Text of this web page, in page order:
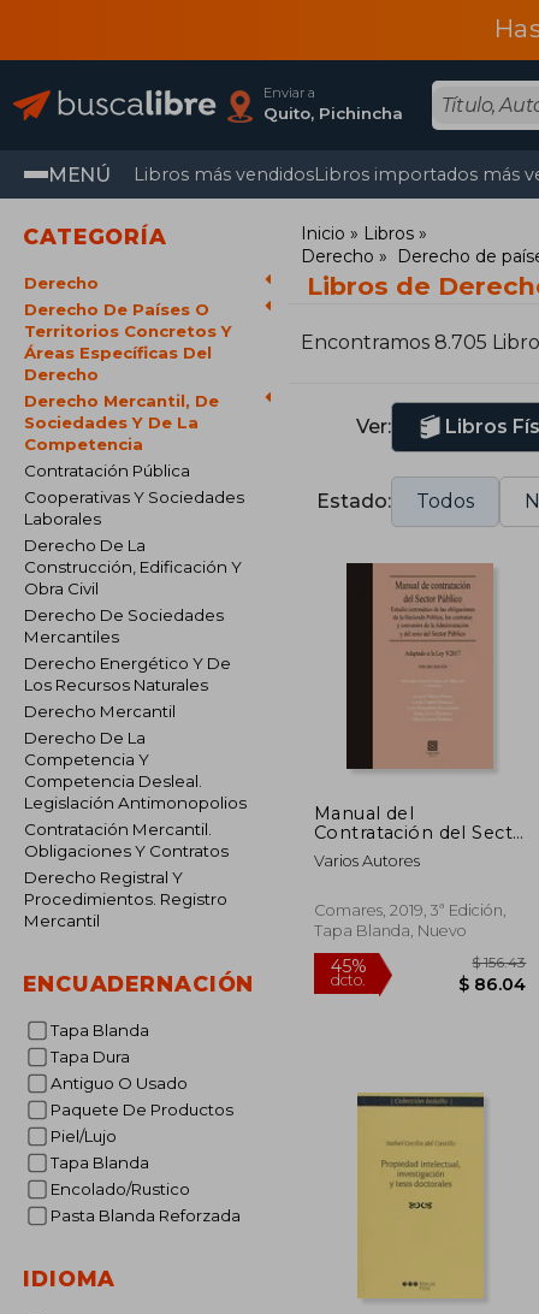
Enviar a
Quito, Pichincha
MENÚ Libros más vendidosLibros importados más
CATEGORÍA
Derecho
Derecho De Países O
Territorios Concretos Y
Áreas Específicas Del
Derecho
Derecho Mercantil, De
Sociedades Y De La
Competencia
Contratación Pública
Cooperativas Y Sociedades
Laborales
Derecho De La
Construcción, Edificación Y
Obra Civil
Derecho De Sociedades
Mercantiles
Derecho Energético Y De
Los Recursos Naturales
Derecho Mercantil
Derecho De La
Competencia Y
Competencia Desleal.
Legislación Antimonopolios
Contratación Mercantil.
Obligaciones Y Contratos
Derecho Registral Y
Procedimientos. Registro
Mercantil
ENCUADERNACIÓN
Tapa Blanda
Tapa Dura
Antiguo O Usado
Paquete De Productos
Piel/Lujo
Tapa Blanda
Encolado/Rustico
Pasta Blanda Reforzada
IDIOMA
Inicio
Libros
Derecho
Derecho de
Libros de
Encontramos 8.705
Ver: Libros
Estado: Todos
Manual del
Contratación del Secto
Público Adaptado a la
ley 9
Varios Autores
Comares, 2019, 3ª Edición,
Tapa Blanda, Nuevo
dcto.